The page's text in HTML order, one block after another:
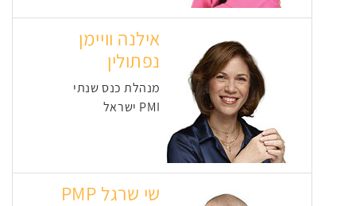
אילנה וויימן
נפתולין
מנהלת כנס שנתי
PMI ישראל
שי שרגל PMP